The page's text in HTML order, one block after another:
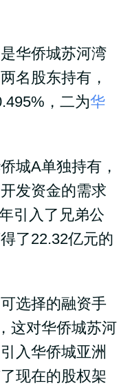
华侨城苏河湾
名股东持有，
，二为华
城A单独持有，
发资金的需求
引入了兄弟公
了22.32亿元的
选择的融资手
这对华侨城苏河
入华侨城亚洲
现在的股权架